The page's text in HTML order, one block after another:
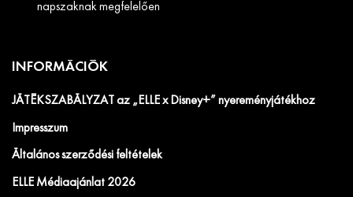
napszaknak megfelelően
INFORMÁCIÓK
JÁTÉKSZABÁLYZAT az „ELLE x Disney+” nyereményjátékhoz
Impresszum
Általános szerződési feltételek
ELLE Médiaajánlat 2026